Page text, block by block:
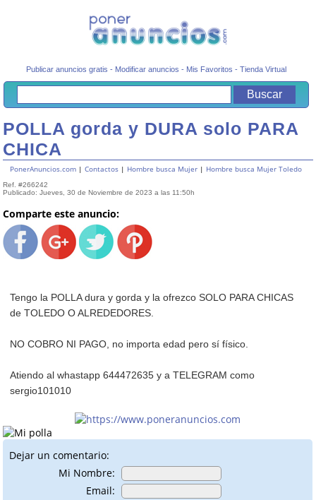
Publicar anuncios gratis - Modificar anuncios - Mis Favoritos -Tienda Virtual
POLLA gorda y DURA solo PARA
CHICA
PonerAnuncios.com |Contactos | Hombre busca Mujer | Hombre busca Mujer Toledo
Ref. #266242
Publicado: Jueves, 30 de Noviembre de 2023 a las 11:50h
Comparte este anuncio:
Tengo la POLLA dura y gorda y la ofrezco SOLO PARA CHICAS
de TOLEDO O ALREDEDORES.
NO COBRO NI PAGO, no importa edad pero sí físico.
Atiendo al whastapp 644472635 y a TELEGRAM como
sergio101010
Dejar un comentario:
Mi Nombre:
Email: